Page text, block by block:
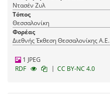
Ντασέν Ζυλ
Τόπος
Θεσσαλονίκη
Φορέας
Διεθνής Έκθεση Θεσσαλονίκης Α.Ε.
1 JPEG
RDF
| CC BY-NC 4.0